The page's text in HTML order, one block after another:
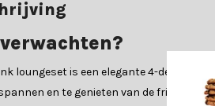
loungeset is een elegante 4-delige
en te genieten van de frisse